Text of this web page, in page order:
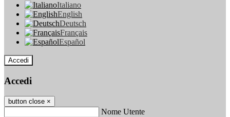
Italiano
English
Deutsch
Français
Español
Accedi
Accedi
button close ×
Nome Utente